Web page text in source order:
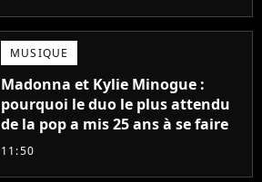
MUSIQUE
Madonna et Kylie Minogue :
pourquoi le duo le plus attendu
de la pop a mis 25 ans à se faire
11:50